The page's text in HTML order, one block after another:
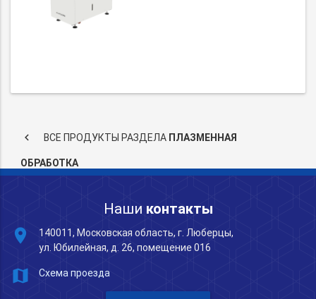
keyboard_arrow_left ВСЕ ПРОДУКТЫ РАЗДЕЛА ПЛАЗМЕННАЯ
ОБРАБОТКА
Наши контакты
place
140011, Московская область, г. Люберцы,
ул. Юбилейная, д. 26, помещение 016
map Схема проезда